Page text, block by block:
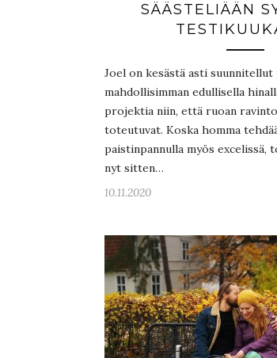
SÄÄSTELIÄÄN
Joel on kesästä asti
mahdollisimman edullisella
projektia niin, että ruoan
toteutuvat. Koska homma
paistinpannulla myös excelissä,
nyt sitten…
10.11.2020